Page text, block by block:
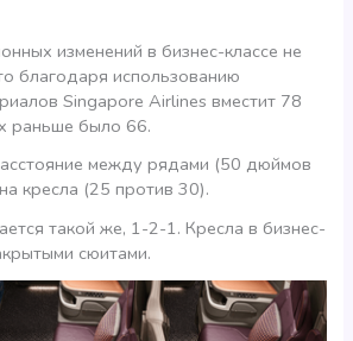
изменений в бизнес-классе не
благодаря использованию
Singapore Airlines вместит 78
раньше было 66.
между рядами (50 дюймов
кресла (25 против 30).
такой же, 1-2-1. Кресла в бизнес-
сюитами.